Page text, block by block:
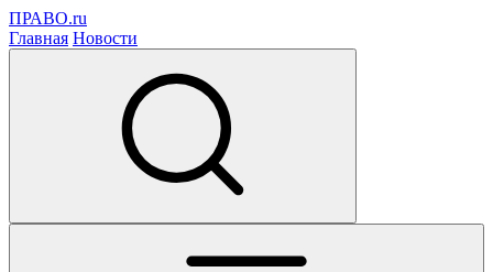
ПРАВО.ru
Главная Новости